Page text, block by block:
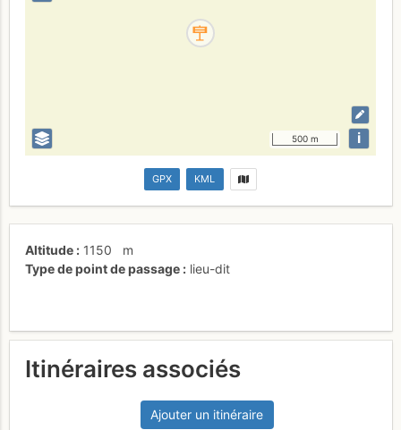
500 m i
GPX KML
Altitude 1150
m
Type de point de passage
lieu-dit
Itinéraires associés
Ajouter un itinéraire